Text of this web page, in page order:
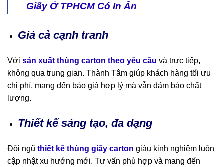
Giấy Ở TPHCM Có In Ấn
Giá cả cạnh tranh
Với sản xuất thùng carton theo yêu cầu và trực tiếp,
không qua trung gian. Thành Tâm giúp khách hàng tối ưu
chi phí, mang đến báo giá hợp lý mà vẫn đảm bảo chất
lượng.
Thiết kế sáng tạo, đa dạng
Đội ngũ thiết kế thùng giấy carton giàu kinh nghiệm luôn
cập nhật xu hướng mới. Tư vấn phù hợp và mang đến